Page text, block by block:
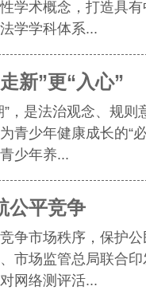
学术概念，打造具
学学科体系...
新”更“入心”
，是法治观念、规则
青少年健康成长的“
少年养...
公平竞争
争市场秩序，保护
市场监管总局联合
网络测评活...